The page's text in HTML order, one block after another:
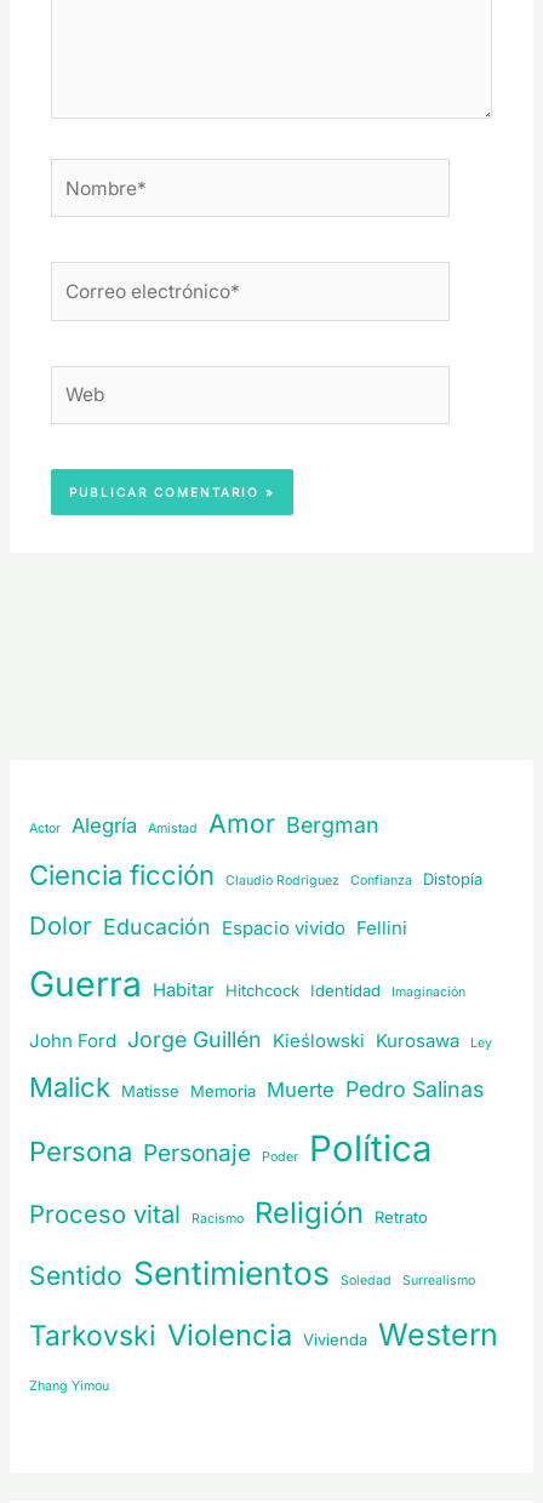
electrónico*
Actor Alegría Amistad Amor Bergman
Ciencia ficción Claudio Rodríguez Confianza Distopía
Dolor Educación Espacio vivido Fellini
Guerra Habitar Hitchcock Identidad Imaginación
John Ford Jorge Guillén Kieślowski Kurosawa Ley
Malick Matisse Memoria Muerte Pedro Salinas
Persona Personaje Poder Política
Proceso vital Racismo Religión Retrato
Sentido Sentimientos Soledad Surrealismo
Tarkovski Violencia Vivienda Western
Zhang Yimou